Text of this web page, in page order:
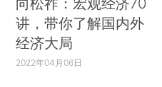
讲，带你了解国内外
经济大局
2022年04月06日